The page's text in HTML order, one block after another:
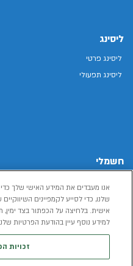
ליסינג
ליסינג פרטי
ליסינג תפעולי
חשמלי
רכב חשמלי
הכל על רכב חשמלי
אנו מעבדים את המידע האישי שלך
שלנו, כדי לסייע לקמפיינים
אישית. בלחיצה על הכפתור בצד
למידע נוסף עיין בהודעת הפרטיות
זכויות